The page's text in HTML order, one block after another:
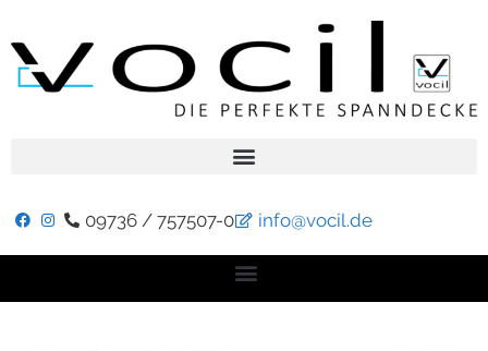
09736 / 757507-0 info@vocil.de